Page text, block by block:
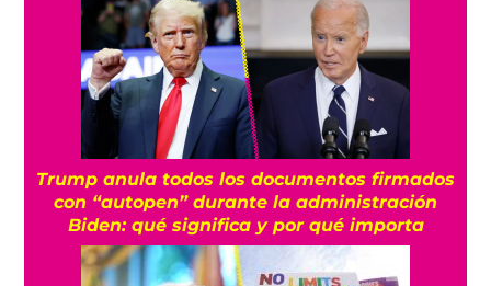
Trump anula todos los documentos firmados
con “autopen” durante la administración
Biden: qué significa y por qué importa